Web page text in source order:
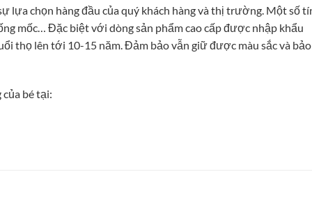
lựa chọn hàng đầu của quý khách hàng và thị trường. Một số
mốc… Đặc biệt với dòng sản phẩm cao cấp được nhập khẩu
thọ lên tới 10-15 năm. Đảm bảo vẫn giữ được màu sắc và
bé tại: